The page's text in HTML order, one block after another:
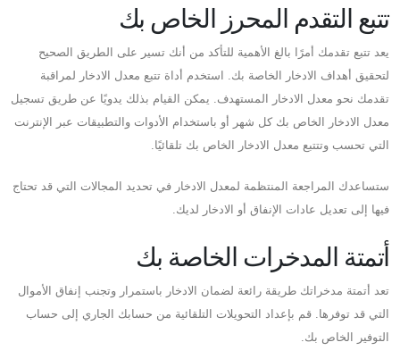
تتبع التقدم المحرز الخاص بك
يعد تتبع تقدمك أمرًا بالغ الأهمية للتأكد من أنك تسير على الطريق الصحيح
لتحقيق أهداف الادخار الخاصة بك. استخدم أداة تتبع معدل الادخار لمراقبة
تقدمك نحو معدل الادخار المستهدف. يمكن القيام بذلك يدويًا عن طريق تسجيل
معدل الادخار الخاص بك كل شهر أو باستخدام الأدوات والتطبيقات عبر الإنترنت
التي تحسب وتتتبع معدل الادخار الخاص بك تلقائيًا.
ستساعدك المراجعة المنتظمة لمعدل الادخار في تحديد المجالات التي قد تحتاج
فيها إلى تعديل عادات الإنفاق أو الادخار لديك.
أتمتة المدخرات الخاصة بك
تعد أتمتة مدخراتك طريقة رائعة لضمان الادخار باستمرار وتجنب إنفاق الأموال
التي قد توفرها. قم بإعداد التحويلات التلقائية من حسابك الجاري إلى حساب
التوفير الخاص بك.